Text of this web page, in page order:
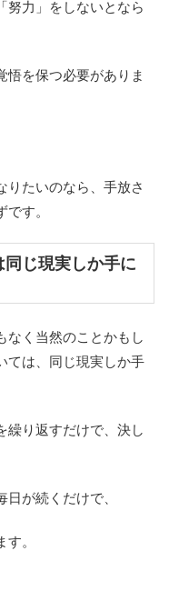
努力」をしないとなら
悟を保つ必要がありま
りたいのなら、手放さ
す。
じ現実しか手に
なく当然のことかもし
ては、同じ現実しか手
繰り返すだけで、決し
が続くだけで、
。